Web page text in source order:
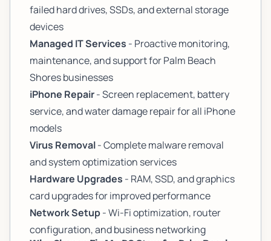
failed hard drives, SSDs, and external storage
devices
Managed IT Services - Proactive monitoring,
maintenance, and support for Palm Beach
Shores businesses
iPhone Repair- Screen replacement, battery
service, and water damage repair for all iPhone
models
Virus Removal- Complete malware removal
and system optimization services
Hardware Upgrades - RAM, SSD, and graphics
card upgrades for improved performance
Network Setup- Wi-Fi optimization, router
configuration, and business networking